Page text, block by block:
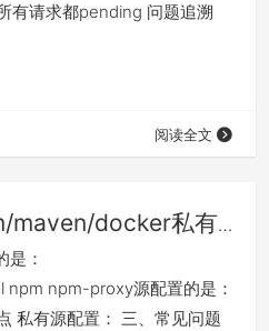
有请求都pending 问题追溯
阅读全文
maven/docker私有
：
npm-proxy源配置的是：
私有源配置： 三、常见问题